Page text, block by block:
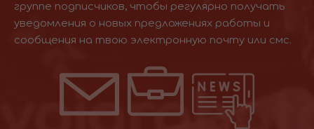
группе подписчиков, чтобы регулярно получать
уведомления о новых предложениях работы и
сообщения на твою электронную почту или смс.